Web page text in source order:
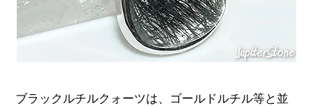
ブラックルチルクォーツは、ゴールドルチル等と並